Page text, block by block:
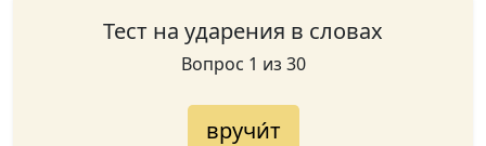
Тест на ударения в словах
Вопрос 1 из 30
вручи́т